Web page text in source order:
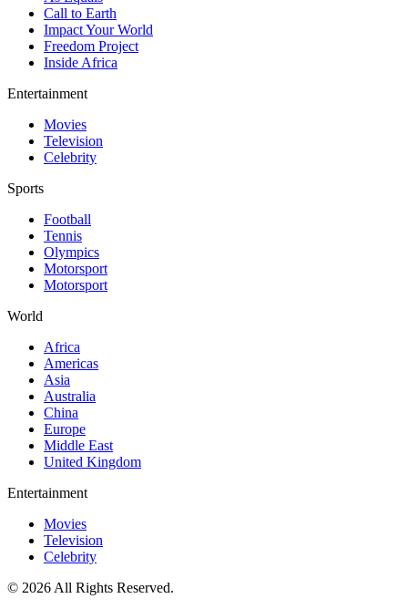
Call to Earth
Impact Your World
Freedom Project
Inside Africa
Entertainment
Movies
Television
Celebrity
Sports
Football
Tennis
Olympics
Motorsport
Motorsport
World
Africa
Americas
Asia
Australia
China
Europe
Middle East
United Kingdom
Entertainment
Movies
Television
Celebrity
© 2026 All Rights Reserved.